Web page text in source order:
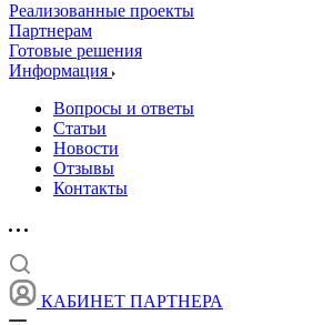
Реализованные проекты
Партнерам
Готовые решения
Информация
Вопросы и ответы
Статьи
Новости
Отзывы
Контакты
КАБИНЕТ ПАРТНЕРА